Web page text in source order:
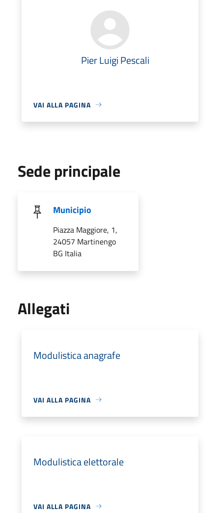
Pier Luigi Pescali
VAI ALLA PAGINA
Sede principale
Municipio
Piazza Maggiore, 1,
24057 Martinengo
BG Italia
Allegati
Modulistica anagrafe
VAI ALLA PAGINA
Modulistica elettorale
VAI ALLA PAGINA